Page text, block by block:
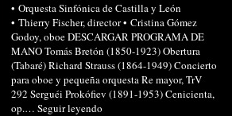
• Orquesta Sinfónica de Castilla y León
• Thierry Fischer, director • Cristina Gómez
Godoy, oboe DESCARGAR PROGRAMA DE
MANO Tomás Bretón (1850-1923) Obertura
(Tabaré) Richard Strauss (1864-1949) Concierto
para oboe y pequeña orquesta Re mayor, TrV
292 Serguéi Prokófiev (1891-1953) Cenicienta,
op.… Seguir leyendo